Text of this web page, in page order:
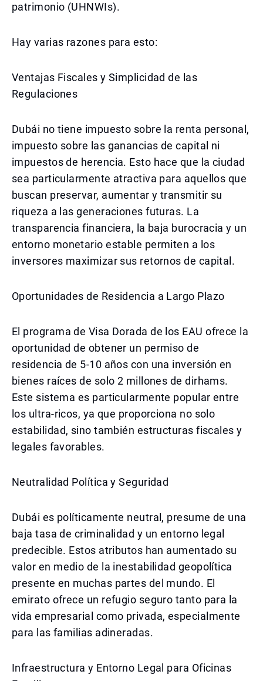
patrimonio (UHNWIs).
Hay varias razones para esto:
Ventajas Fiscales y Simplicidad de las
Regulaciones
Dubái no tiene impuesto sobre la renta personal,
impuesto sobre las ganancias de capital ni
impuestos de herencia. Esto hace que la ciudad
sea particularmente atractiva para aquellos que
buscan preservar, aumentar y transmitir su
riqueza a las generaciones futuras. La
transparencia financiera, la baja burocracia y un
entorno monetario estable permiten a los
inversores maximizar sus retornos de capital.
Oportunidades de Residencia a Largo Plazo
El programa de Visa Dorada de los EAU ofrece la
oportunidad de obtener un permiso de
residencia de 5-10 años con una inversión en
bienes raíces de solo 2 millones de dirhams.
Este sistema es particularmente popular entre
los ultra-ricos, ya que proporciona no solo
estabilidad, sino también estructuras fiscales y
legales favorables.
Neutralidad Política y Seguridad
Dubái es políticamente neutral, presume de una
baja tasa de criminalidad y un entorno legal
predecible. Estos atributos han aumentado su
valor en medio de la inestabilidad geopolítica
presente en muchas partes del mundo. El
emirato ofrece un refugio seguro tanto para la
vida empresarial como privada, especialmente
para las familias adineradas.
Infraestructura y Entorno Legal para Oficinas